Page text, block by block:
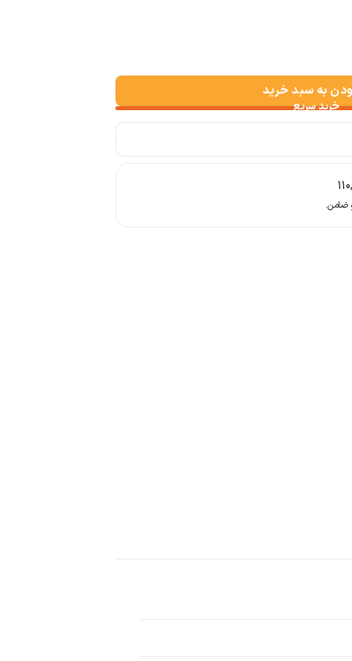
به سبد خرید